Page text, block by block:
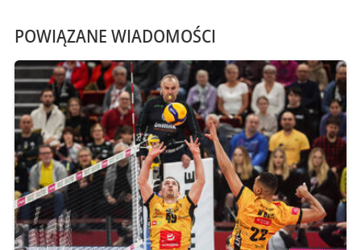
POWIĄZANE WIADOMOŚCI